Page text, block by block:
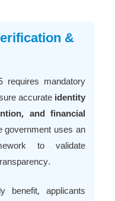
&
requires mandatory
accurate identity
and financial
government uses an
to validate
benefit, applicants